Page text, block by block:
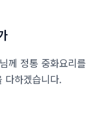
께 정통 중화요리를
다하겠습니다.